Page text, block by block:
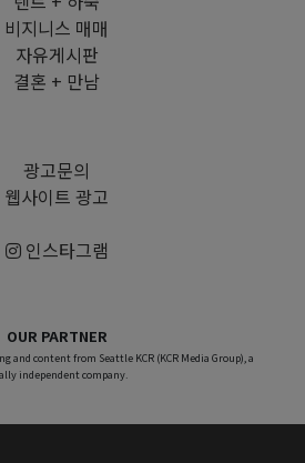
비지니스 매매
자유게시판
결혼 + 만남
광고문의
웹사이트 광고
인스타그램
OUR PARTNER
and content from Seattle KCR (KCR Media Group), a
independent company.